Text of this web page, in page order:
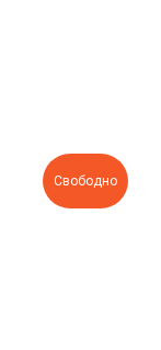
Свободно